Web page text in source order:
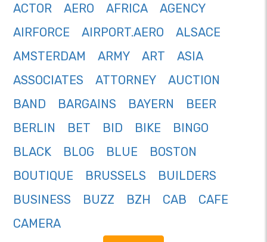
ACTOR
AERO AFRICA
AGENCY
AIRFORCE
AIRPORT.AERO
ALSACE
AMSTERDAM
ARMY ART
ASIA
ASSOCIATES
ATTORNEY
AUCTION
BAND
BARGAINS BAYERN
BEER
BERLIN
BET BID BIKE
BINGO
BLACK
BLOG BLUE
BOSTON
BOUTIQUE
BRUSSELS
BUILDERS
BUSINESS
BUZZ BZH CAB
CAFE
CAMERA